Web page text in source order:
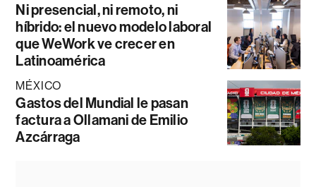
Ni presencial, ni remoto, ni
híbrido: el nuevo modelo laboral
que WeWork ve crecer en
Latinoamérica
MÉXICO
Gastos del Mundial le pasan
factura a Ollamani de Emilio
Azcárraga